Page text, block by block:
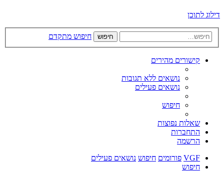
דילוג לתוכן
חיפוש חיפוש מתקדם
קישורים מהירים
נושאים ללא תגובות
נושאים פעילים
חיפוש
שאלות נפוצות
התחברות
הרשמה
VGF פורומים חיפוש נושאים פעילים
חיפוש